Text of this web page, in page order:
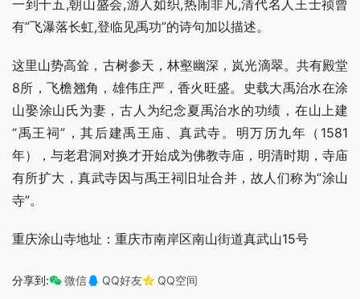
一到十五,朝山盛会,游人如织,热闹非凡,清代名人王士祯曾
有”飞瀑落长虹,登临见禹功”的诗句加以描述。
这里山势高耸，古树参天，林壑幽深，岚光滴翠。共有殿堂
8所，飞檐翘角，雄伟庄严，香火旺盛。史载大禹治水在涂
山娶涂山氏为妻，古人为纪念夏禹治水的功绩，在山上建
“禹王祠”，其后建禹王庙、真武寺。明万历九年（1581
年），与老君洞对换才开始成为佛教寺庙，明清时期，寺庙
有所扩大，真武寺因与禹王祠旧址合并，故人们称为“涂山
寺”。
重庆涂山寺地址：重庆市南岸区南山街道真武山15号
分享到: 微信 QQ好友 QQ空间